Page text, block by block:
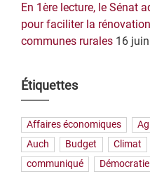
En 1ère lecture, le Sénat
pour faciliter la
communes rurales 16
Étiquettes
Affaires économiques
Auch
Budget Climat
communiqué
Démocratie